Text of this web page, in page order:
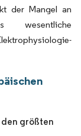
der Mangel an
wesentliche
größten